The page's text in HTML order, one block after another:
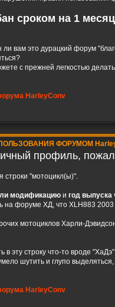
сроком на 1
вам это дурацкий форум
с прежней легкостью
HarleyConv
ФОРУМОМ
профиль,
строки "мотоцикл(ы)".
модификацию и год выпуска
на форуме ХД, что XLH883 2003
мотоциклов Харли-
в эту строку что-то вроде
шутить и глупо
HarleyConv